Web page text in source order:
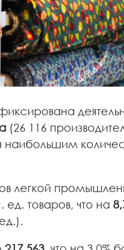
(26 116
наибольшим
товаров, что на